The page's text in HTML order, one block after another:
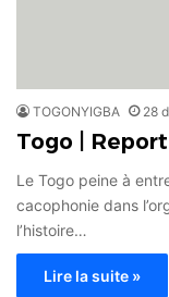
TOGONYIGBA 28
Togo |
Le Togo peine à
cacophonie dans
l’histoire…
Lire la suite »